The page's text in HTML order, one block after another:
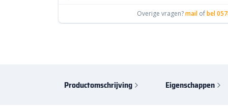
Overige vragen?mail ofbel
Productomschrijving Eigenschappen